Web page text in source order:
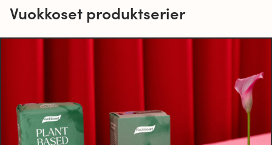
Vuokkoset produktserier